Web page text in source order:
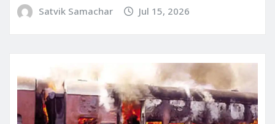
Satvik Samachar Jul 15, 2026